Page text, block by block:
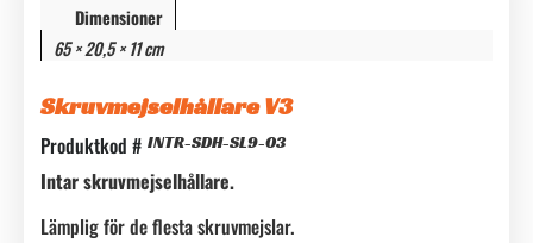
Dimensioner
65 × 20,5 × 11 cm
Skruvmejselhållare V3
Produktkod # INTR-SDH-SL9-03
Intar skruvmejselhållare.
Lämplig för de flesta skruvmejslar.